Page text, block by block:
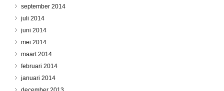
september 2014
juli 2014
juni 2014
mei 2014
maart 2014
februari 2014
januari 2014